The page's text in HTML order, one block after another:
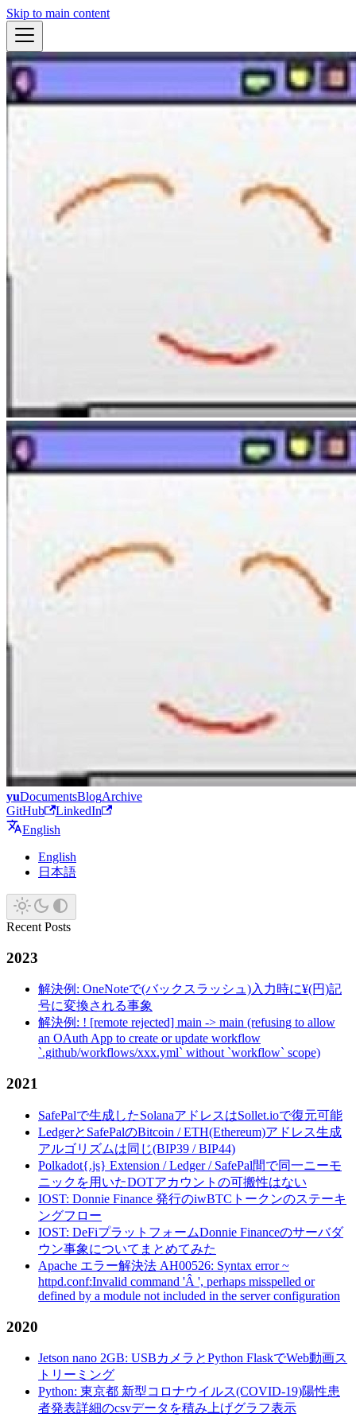
Skip to main content
yuDocumentsBlogArchive
GitHub
LinkedIn
English
English
日本語
Recent Posts
2023
解決例: OneNoteで(バックスラッシュ)入力時に¥(円)記
号に変換される事象
解決例: ! [remote rejected] main -> main (refusing to allow
an OAuth App to create or update workflow
`.github/workflows/xxx.yml` without `workflow` scope)
2021
SafePalで生成したSolanaアドレスはSollet.ioで復元可能
LedgerとSafePalのBitcoin / ETH(Ethereum)アドレス生成
アルゴリズムは同じ(BIP39 / BIP44)
Polkadot{.js} Extension / Ledger / SafePal間で同一ニーモ
ニックを用いたDOTアカウントの可搬性はない
IOST: Donnie Finance 発行のiwBTCトークンのステーキ
ングフロー
IOST: DeFiプラットフォームDonnie Financeのサーバダ
ウン事象についてまとめてみた
Apache エラー解決法 AH00526: Syntax error ~
httpd.conf:Invalid command 'Â ', perhaps misspelled or
defined by a module not included in the server configuration
2020
Jetson nano 2GB: USBカメラとPython FlaskでWeb動画ス
トリーミング
Python: 東京都 新型コロナウイルス(COVID-19)陽性患
者発表詳細のcsvデータを積み上げグラフ表示